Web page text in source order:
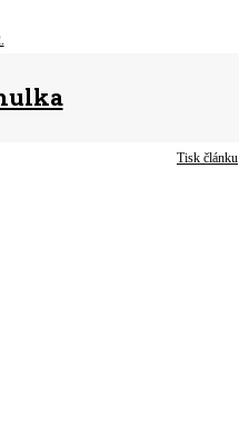
Tisk článku